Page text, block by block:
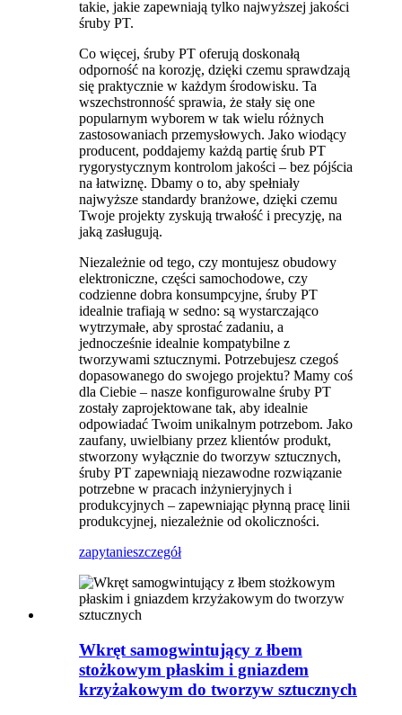
takie, jakie zapewniają tylko najwyższej jakości
śruby PT.
Co więcej, śruby PT oferują doskonałą
odporność na korozję, dzięki czemu sprawdzają
się praktycznie w każdym środowisku. Ta
wszechstronność sprawia, że ​​stały się one
popularnym wyborem w tak wielu różnych
zastosowaniach przemysłowych. Jako wiodący
producent, poddajemy każdą partię śrub PT
rygorystycznym kontrolom jakości – bez pójścia
na łatwiznę. Dbamy o to, aby spełniały
najwyższe standardy branżowe, dzięki czemu
Twoje projekty zyskują trwałość i precyzję, na
jaką zasługują.
Niezależnie od tego, czy montujesz obudowy
elektroniczne, części samochodowe, czy
codzienne dobra konsumpcyjne, śruby PT
idealnie trafiają w sedno: są wystarczająco
wytrzymałe, aby sprostać zadaniu, a
jednocześnie idealnie kompatybilne z
tworzywami sztucznymi. Potrzebujesz czegoś
dopasowanego do swojego projektu? Mamy coś
dla Ciebie – nasze konfigurowalne śruby PT
zostały zaprojektowane tak, aby idealnie
odpowiadać Twoim unikalnym potrzebom. Jako
zaufany, uwielbiany przez klientów produkt,
stworzony wyłącznie do tworzyw sztucznych,
śruby PT zapewniają niezawodne rozwiązanie
potrzebne w pracach inżynieryjnych i
produkcyjnych – zapewniając płynną pracę linii
produkcyjnej, niezależnie od okoliczności.
zapytanieszczegół
Wkręt samogwintujący z łbem
stożkowym płaskim i gniazdem
krzyżakowym do tworzyw sztucznych